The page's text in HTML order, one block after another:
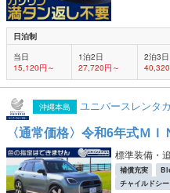
日泊制
当日
15,120円～
1泊2日
27,720円～
2泊3日
沖縄本島 ユニバースレンタ
〈通常価格〉令和6年式Ｍ
標準装備・
補償充実
チャイルドシー